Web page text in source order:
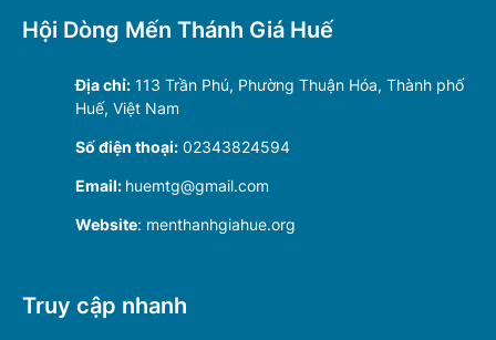
Hội Dòng Mến Thánh Giá Huế
Địa chỉ: 113 Trần Phú, Phường Thuận Hóa, Thành phố
Huế, Việt Nam
Số điện thoại: 02343824594
Email: huemtg@gmail.com
Website: menthanhgiahue.org
Truy cập nhanh